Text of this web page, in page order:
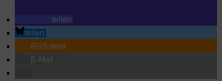
teilen
teilen
RSS-feed
E-Mail